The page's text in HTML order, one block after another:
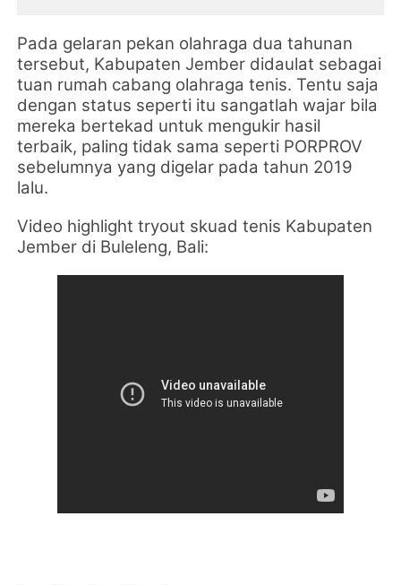
Pada gelaran pekan olahraga dua tahunan
tersebut, Kabupaten Jember didaulat sebagai
tuan rumah cabang olahraga tenis. Tentu saja
dengan status seperti itu sangatlah wajar bila
mereka bertekad untuk mengukir hasil
terbaik, paling tidak sama seperti PORPROV
sebelumnya yang digelar pada tahun 2019
lalu.
Video highlight tryout skuad tenis Kabupaten
Jember di Buleleng, Bali: